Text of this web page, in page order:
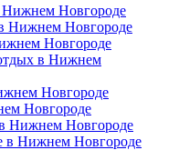
Нижнем Новгороде
Нижнем Новгороде
Новгороде
в Нижнем
Новгороде
Новгороде
Нижнем Новгороде
в Нижнем Новгороде